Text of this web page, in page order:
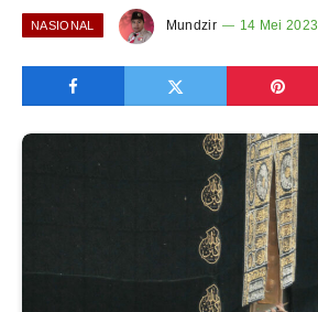
NASIONAL Mundzir 14 Mei 2023